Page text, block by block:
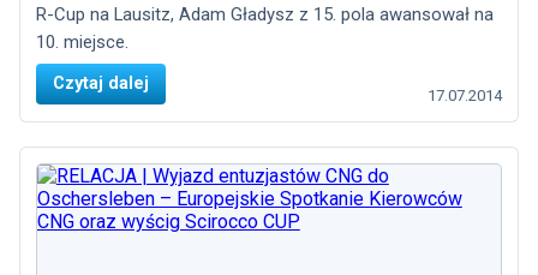
R-Cup na Lausitz, Adam Gładysz z 15. pola awansował na
10. miejsce.
Czytaj dalej
17.07.2014